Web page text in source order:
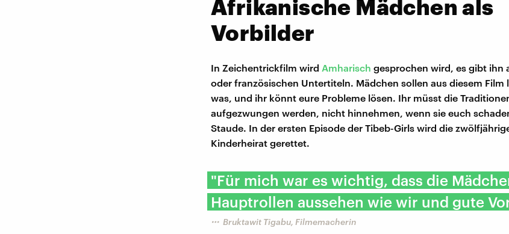
Afrikanische Mädchen als
Vorbilder
In Zeichentrickfilm wird Amharisch gesprochen wird, es gibt ihn
oder französischen Untertiteln. Mädchen sollen aus diesem
was, und ihr könnt eure Probleme lösen. Ihr müsst die
aufgezwungen werden, nicht hinnehmen, wenn sie euch
Staude. In der ersten Episode der Tibeb-Girls wird die
Kinderheirat gerettet.
"Für mich war es wichtig, dass die
Hauptrollen aussehen wie wir und gute
Bruktawit Tigabu, Filmemacherin